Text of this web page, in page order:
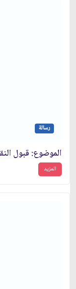
رسالة
الموضوع: قبول
المزيد